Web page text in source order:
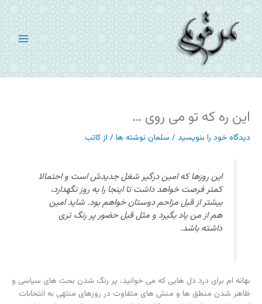
پرش
به
محتوا
این ره که تو می روی …
دیدگاه‌ خود را بنویسید / سلمان نوشته ها / از کاتب
این روزها که امین درگیر شغل جدیدش است و احتمالا
کمتر فرصت خواهد داشت تا اینجا را به روز نگهدارد،
بیشتر از قبل مزاحم دوستان خواهم بود. شاید امین
هم از من یاد بگیرد و مثل قبل حضور پر رنگ تری
داشته باشد.
بهانه ام برای درد دل هایی که می خوانید، پر رنگ شدن بحث های سیاسی و
ظاهر شدن منطق ها و منش های متفاوت در روزهای منتهی به انتخابات